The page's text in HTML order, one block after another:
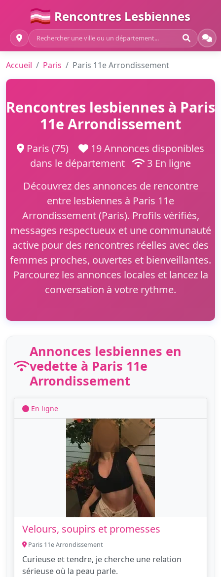
Rencontres Lesbiennes
Accueil Paris Paris 11e Arrondissement
Rencontres lesbiennes à Paris
11e Arrondissement
Paris (75)
19 Annonces disponibles
dans le département
3 En ligne
Découvrez des annonces de rencontre
entre lesbiennes à Paris 11e
Arrondissement (Paris). Profils vérifiés,
messages respectueux et une communauté
active pour des rencontres réelles avec des
femmes proches, ouvertes et bienveillantes.
Parcourez les annonces locales et lancez la
conversation à votre rythme.
Annonces lesbiennes en
vedette à Paris 11e
Arrondissement
En ligne
Velours, soupirs et promesses
Paris 11e Arrondissement
Curieuse et tendre, je cherche une relation
sérieuse où la peau parle.